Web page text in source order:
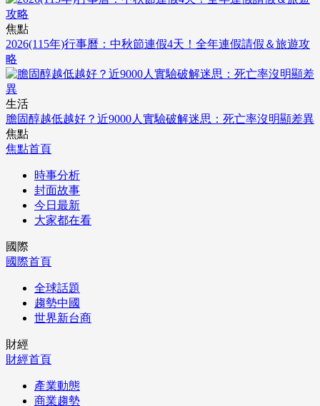
焦點
2026(115年)行事曆：中秋節連假4天！全年連假請假＆旅遊攻
略
生活
膽固醇越低越好？近9000人實驗破解迷思：死亡率沒明顯差異
焦點
焦點首頁
時事分析
封面故事
今日最新
大家都在看
國際
國際首頁
全球話題
趨勢中國
世界新台商
財經
財經首頁
產業動態
商業趨勢